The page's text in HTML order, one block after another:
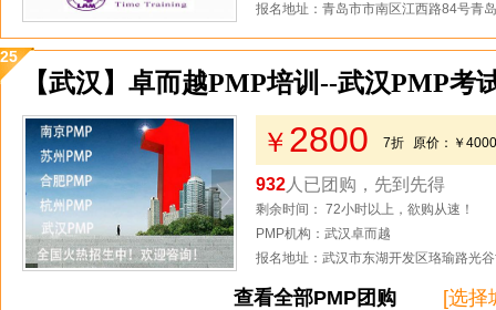
报名地址：青岛市市南区江西路84号青
25
【武汉】卓而越PMP培训--武汉PMP考
￥ 2800 7折 原价： ￥4000
932 人已团购，先到先得
剩余时间： 72小时以上，欲购从速！
PMP机构：武汉卓而越
报名地址：武汉市东湖开发区珞瑜路光
查看全部PMP团购 [选